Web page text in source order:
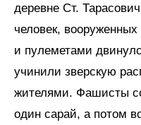
деревне Ст.
человек,
и пулеметами
учинили зверскую
жителями. Фашисты
один сарай, а потом